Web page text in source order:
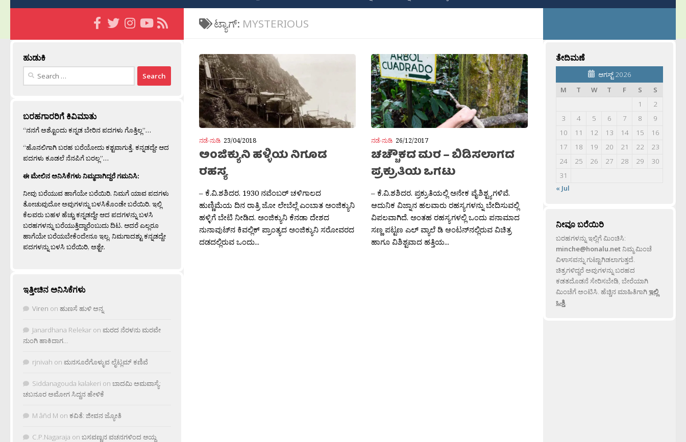
ಟ್ಯಾಗ್: MYSTERIOUS
ನಡೆ-ನುಡಿ 23/04/2018
ಅಂಜಿಕ್ಯುನಿ ಹಳ್ಳಿಯ ನಿಗೂಡ
ರಹಸ್ಯ
– ಕೆ.ವಿ.ಶಶಿದರ. 1930 ನವೆಂಬರ್ ಚಳಿಗಾಲದ
ಹುಣ್ಣಿಮೆಯ ದಿನ ರಾತ್ರಿ ಜೋ ಲೇಬೆಲ್ಲೆ ಎಂಬಾತ ಅಂಜಿಕ್ಯುನಿ
ಹಳ್ಳಿಗೆ ಬೇಟಿ ನೀಡಿದ. ಅಂಜಿಕ್ಯುನಿ ಕೆನಡಾ ದೇಶದ
ನುನಾವುಟ್‍ನ ಕಿವಲ್ಲಿಕ್ ಪ್ರಾಂತ್ಯದ ಅಂಜಿಕ್ಯುನಿ ಸರೋವರದ
ದಡದಲ್ಲಿರುವ ಒಂದು...
ನಡೆ-ನುಡಿ 26/12/2017
ಚಚ್ಚೌಕದ ಮರ – ಬಿಡಿಸಲಾಗದ
ಪ್ರಕ್ರುತಿಯ ಒಗಟು
– ಕೆ.ವಿ.ಶಶಿದರ. ಪ್ರಕ್ರುತಿಯಲ್ಲಿ ಅನೇಕ ವೈಶಿಶ್ಟ್ಯಗಳಿವೆ.
ಆದುನಿಕ ವಿಜ್ನಾನ ಹಲವಾರು ರಹಸ್ಯಗಳನ್ನು ಬೇದಿಸುವಲ್ಲಿ
ವಿಪಲವಾಗಿದೆ. ಅಂತಹ ರಹಸ್ಯಗಳಲ್ಲಿ ಒಂದು ಪನಾಮಾದ
ಸಣ್ಣ ಪಟ್ಟಣ ಎಲ್ ವ್ಯಾಲೆ ಡಿ ಆಂಟನ್‍ನಲ್ಲಿರುವ ವಿಚಿತ್ರ
ಹಾಗೂ ವಿಶಿಶ್ಟವಾದ ಹತ್ತಿಯ...
ಹುಡುಕಿ
Search
ಬರಹಗಾರರಿಗೆ ಕಿವಿಮಾತು
“ನನಗೆ ಅಶ್ಟೊಂದು ಕನ್ನಡ ಬೇರಿನ ಪದಗಳು ಗೊತ್ತಿಲ್ಲ”…
“ಹೊನಲಿಗಾಗಿ ಬರಹ ಬರೆಯೋದು ಕಶ್ಟವಾಗುತ್ತೆ. ಕನ್ನಡದ್ದೇ ಆದ
ಪದಗಳು ಕೂಡಲೆ ನೆನಪಿಗೆ ಬರಲ್ಲ”…
ಈ ಮೇಲಿನ ಅನಿಸಿಕೆಗಳು ನಿಮ್ಮದಾಗಿದ್ದರೆ ಗಮನಿಸಿ:
ನೀವು ಬರೆಯುವ ಹಾಗೆಯೇ ಬರೆಯಿರಿ. ನಿಮಗೆ ಯಾವ ಪದಗಳು
ತೋಚುವುದೋ ಅವುಗಳನ್ನು ಬಳಸಿಕೊಂಡೇ ಬರೆಯಿರಿ. ಇಲ್ಲಿ
ಕೆಲವರು ಬಹಳ ಹೆಚ್ಚು ಕನ್ನಡದ್ದೇ ಆದ ಪದಗಳನ್ನು ಬಳಸಿ
ಬರಹಗಳನ್ನು ಬರೆಯುತ್ತಿದ್ದಾರೆಂಬುದು ದಿಟ. ಆದರೆ ಎಲ್ಲರೂ
ಹಾಗೆಯೇ ಬರೆಯಬೇಕೆಂದೇನೂ ಇಲ್ಲ. ನಿಮಗಾದಶ್ಟು ಕನ್ನಡದ್ದೇ
ಪದಗಳನ್ನು ಬಳಸಿ ಬರೆಯಿರಿ, ಅಶ್ಟೇ.
ಇತ್ತೀಚಿನ ಅನಿಸಿಕೆಗಳು
Viren on ಹುಣಸೆ ಹುಳಿ ಅನ್ನ
Janardhana Relekar on ಮರದ ನೆರಳನು ಮರವೇ
ನುಂಗಿ ಹಾಕಿದಾಗ…
rjnivah on ಮನಸೂರೆಗೊಳ್ಳುವ ಲೈಟ್ಲಮ್ ಕಣಿವೆ
Siddanagouda kalakeri on ಬಾದಮಿ ಅಮವಾಸ್ಯೆ:
ಚಬನೂರ ಅಮೋಗ ಸಿದ್ದನ ಹೇಳಿಕೆ
M âñd M on ಕವಿತೆ: ಜೀವನ ಜ್ಯೋತಿ
C.P.Nagaraja on ಬಸವಣ್ಣನ ವಚನಗಳಿಂದ ಆಯ್ದ
ತೇದಿಮಣೆ
ಆಗಸ್ಟ್ 2026
M
T W T F S
S
1
2
3
4 5 6 7 8
9
10
11 12 13 14 15
16
17
18 19 20 21 22
23
24
25 26 27 28 29
30
31
« Jul
ನೀವೂ ಬರೆಯಿರಿ
ಬರಹಗಳನ್ನು ಇಲ್ಲಿಗೆ ಮಿಂಚಿಸಿ:
minche@honalu.netನಿಮ್ಮ ಮಿಂಚೆ
ವಿಳಾಸವನ್ನು ಗುಟ್ಟಾಗಿಡಲಾಗುತ್ತದೆ.
ಚಿತ್ರಗಳಿದ್ದರೆ ಅವುಗಳನ್ನು ಬರಹದ
ಕಡತದೊಡನೆ ಸೇರಿಸಬೇಡಿ, ಬೇರೆಯಾಗಿ
ಮಿಂಚೆಗೆ ಅಂಟಿಸಿ. ಹೆಚ್ಚಿನ ಮಾಹಿತಿಗಾಗಿಇಲ್ಲಿ
ಒತ್ತಿ.